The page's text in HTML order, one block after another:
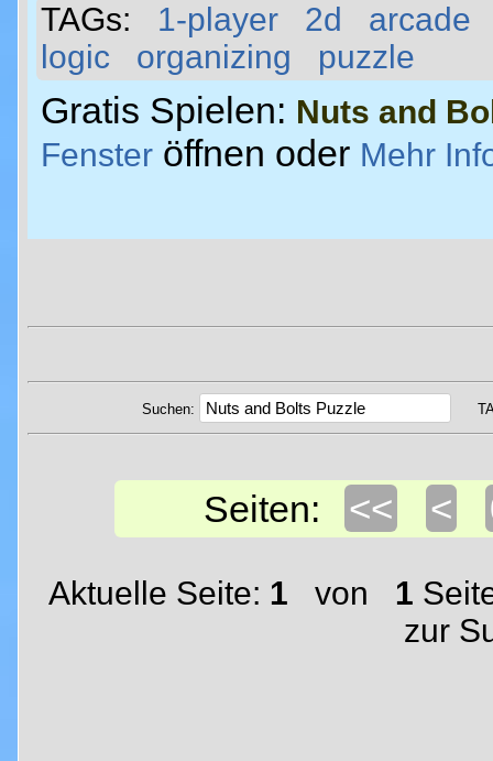
TAGs: 1-player 2d
arcade
logic
organizing puzzle
Gratis Spielen: Nuts and
Fenster öffnen oder Mehr
Suchen:
Seiten: << <
Aktuelle Seite: 1 von 1
zur